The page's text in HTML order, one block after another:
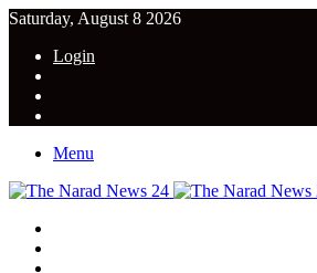
Saturday, August 8 2026
Login
Menu